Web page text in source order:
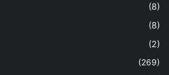
(8)
(8)
(2)
(269)